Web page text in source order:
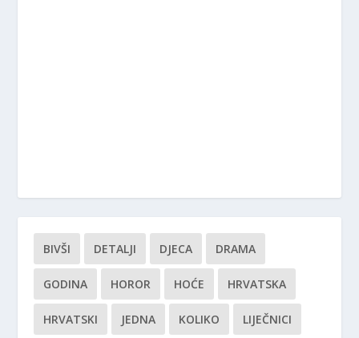
BIVŠI DETALJI DJECA DRAMA
GODINA HOROR HOĆE HRVATSKA
HRVATSKI JEDNA KOLIKO LIJEČNICI